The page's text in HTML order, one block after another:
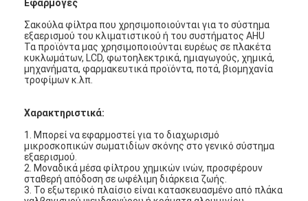
Προϊόντα
Βίντεο
Εφαρμογές
Σακούλα φίλτρα που χρησιμοποιούνται για το σύστημα
εξαερισμού του κλιματιστικού ή του συστήματος AHU
Τα προϊόντα μας χρησιμοποιούνται ευρέως σε πλακέτα
κυκλωμάτων, LCD, φωτοηλεκτρικά, ημιαγωγούς, χημικά,
μηχανήματα, φαρμακευτικά προϊόντα, ποτά, βιομηχανία
τροφίμων κ.λπ.
Χαρακτηριστικά:
1. Μπορεί να εφαρμοστεί για το διαχωρισμό
μικροσκοπικών σωματιδίων σκόνης στο γενικό σύστημα
εξαερισμού.
2. Μοναδικά μέσα φίλτρου χημικών ινών, προσφέρουν
σταθερή απόδοση σε ωφέλιμη διάρκεια ζωής.
3. Το εξωτερικό πλαίσιο είναι κατασκευασμένο από πλάκα